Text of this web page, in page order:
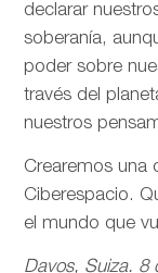
declarar
soberanía,
poder sobre
través del
nuestros
Crearemos una
Ciberespacio.
el mundo que
Davos, Suiza. 8